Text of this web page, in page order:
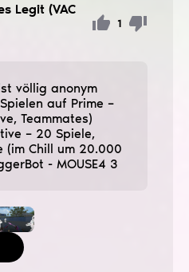
Legit (VAC
1
völlig anonym
auf Prime –
Teammates)
– 20 Spiele,
(im Chill um 20.000
- MOUSE4 3